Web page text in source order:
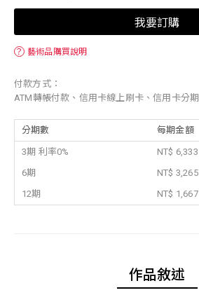
我要訂購
？ 藝術品購買說明
付款方式：
ATM轉帳付款、信用卡線上刷卡、信用卡分期
分期數 每期金額
3期 利率0%
NT$ 6,333
6期
NT$ 3,265
12期
NT$ 1,667
作品敘述